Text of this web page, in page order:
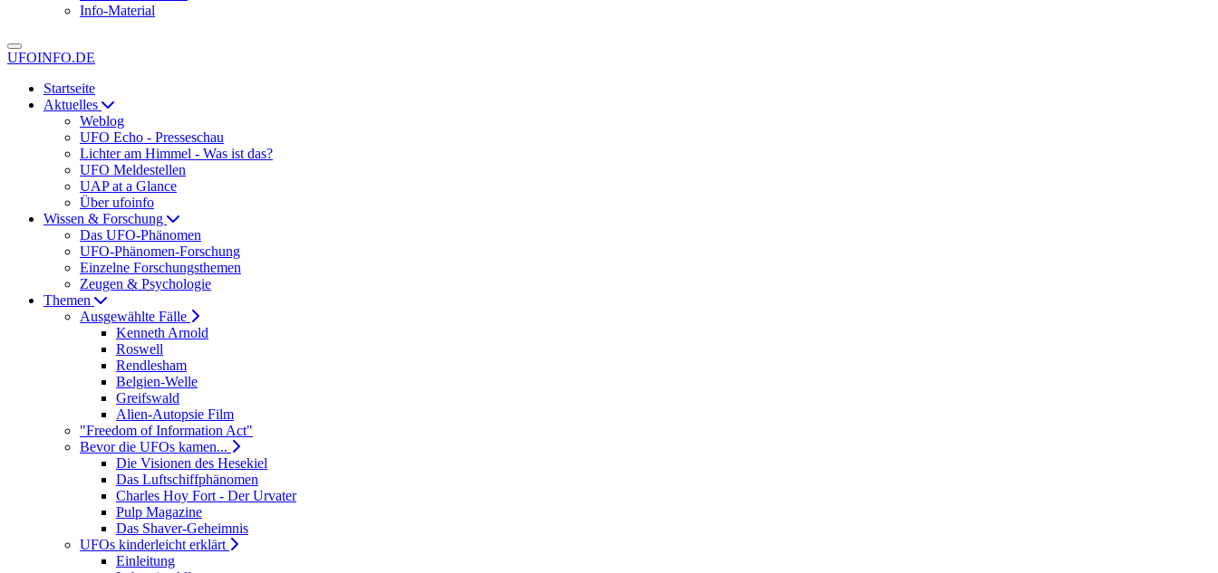
Info-Material
UFOINFO.DE
Startseite
Aktuelles
Weblog
UFO Echo - Presseschau
Lichter am Himmel - Was ist das?
UFO Meldestellen
UAP at a Glance
Über ufoinfo
Wissen & Forschung
Das UFO-Phänomen
UFO-Phänomen-Forschung
Einzelne Forschungsthemen
Zeugen & Psychologie
Themen
Ausgewählte Fälle
Kenneth Arnold
Roswell
Rendlesham
Belgien-Welle
Greifswald
Alien-Autopsie Film
"Freedom of Information Act"
Bevor die UFOs kamen...
Die Visionen des Hesekiel
Das Luftschiffphänomen
Charles Hoy Fort - Der Urvater
Pulp Magazine
Das Shaver-Geheimnis
UFOs kinderleicht erklärt
Einleitung